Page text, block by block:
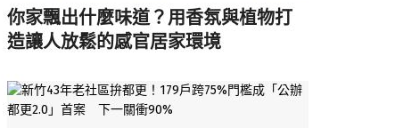
你家飄出什麼味道？用香氛與植物打
造讓人放鬆的感官居家環境